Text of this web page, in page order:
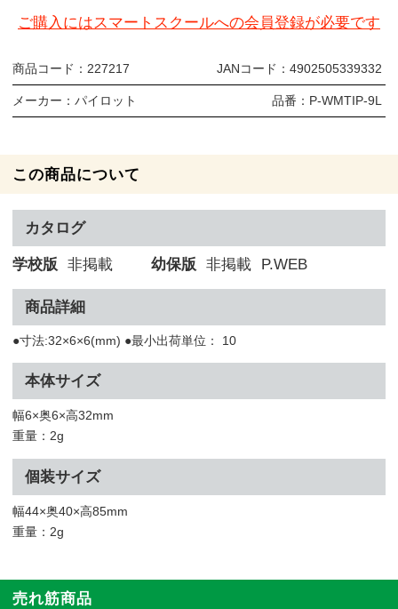
ご購入にはスマートスクールへの会員登録が必要です
商品コード： 227217 JANコード： 4902505339332
メーカー： パイロット 品番： P-WMTIP-9L
この商品について
カタログ
学校版 非掲載 幼保版 非掲載 P.WEB
商品詳細
●寸法:32×6×6(mm) ●最小出荷単位： 10
本体サイズ
幅6×奥6×高32mm
重量：2g
個装サイズ
幅44×奥40×高85mm
重量：2g
売れ筋商品